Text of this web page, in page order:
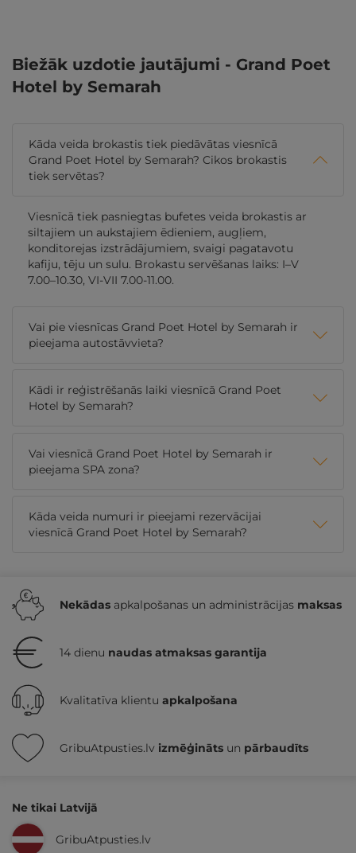
Biežāk uzdotie jautājumi - Grand Poet
Hotel by Semarah
Kāda veida brokastis tiek piedāvātas viesnīcā
Grand Poet Hotel by Semarah? Cikos brokastis
tiek servētas?
Viesnīcā tiek pasniegtas bufetes veida brokastis ar
siltajiem un aukstajiem ēdieniem, augļiem,
konditorejas izstrādājumiem, svaigi pagatavotu
kafiju, tēju un sulu. Brokastu servēšanas laiks: I–V
7.00–10.30, VI-VII 7.00-11.00.
Vai pie viesnīcas Grand Poet Hotel by Semarah ir
pieejama autostāvvieta?
Kādi ir reģistrēšanās laiki viesnīcā Grand Poet
Hotel by Semarah?
Vai viesnīcā Grand Poet Hotel by Semarah ir
pieejama SPA zona?
Kāda veida numuri ir pieejami rezervācijai
viesnīcā Grand Poet Hotel by Semarah?
Nekādas apkalpošanas un administrācijas maksas
14 dienu naudas atmaksas garantija
Kvalitatīva klientu apkalpošana
GribuAtpusties.lv izmēģināts un pārbaudīts
Ne tikai Latvijā
GribuAtpusties.lv